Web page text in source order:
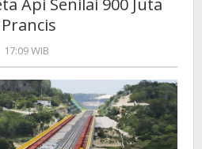
Api
Euro
dari
Alstom
Prancis
Api Senilai 900 Juta
WIB
Editor